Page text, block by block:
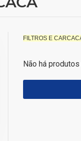
FILTROS E
Não há